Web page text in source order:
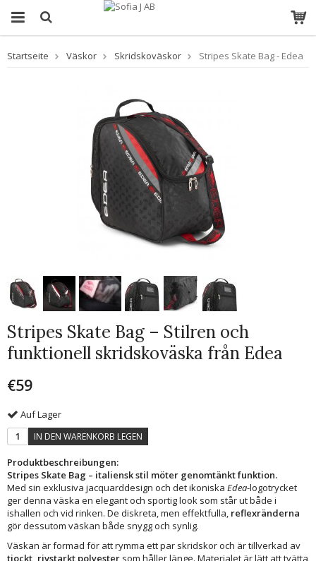
Startseite Väskor Skridskoväskor Stripes Skate Bag - Edea
Stripes Skate Bag – Stilren och
funktionell skridskoväska från Edea
€59
Auf Lager
IN DEN WARENKORB LEGEN
Produktbeschreibungen:
Stripes Skate Bag – italiensk stil möter genomtänkt funktion.
Med sin exklusiva jacquarddesign och det ikoniska Edea-logotrycket
ger denna väska en elegant och sportig look som står ut både i
ishallen och vid rinken. De diskreta, men effektfulla, reflexränderna
gör dessutom väskan både snygg och synlig.
Väskan är formad för att rymma ett par skridskor och är tillverkad av
tjockt, rivstarkt polyester som håller länge. Materialet är lätt att tvätta